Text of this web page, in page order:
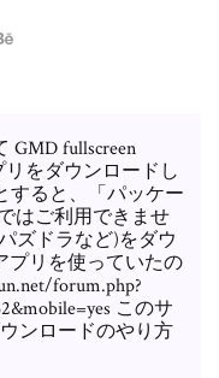
GMD fullscreen
リをダウンロードし
すると、「パッケー
はご利用できませ
ズドラなど)をダウ
プリを使っていたの
forum.php?
このサ
ンロードのやり方